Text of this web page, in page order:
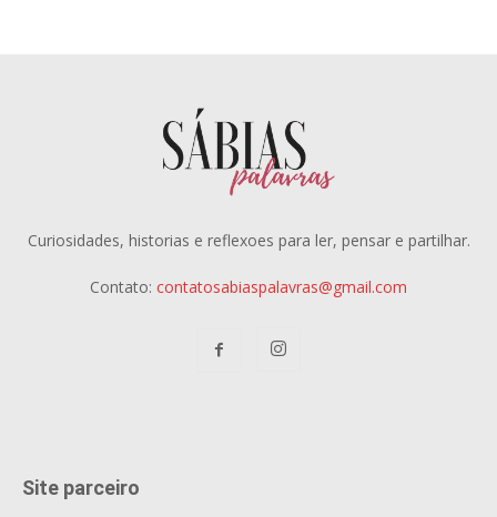
Curiosidades, historias e reflexoes para ler, pensar e partilhar.
Contato: contatosabiaspalavras@gmail.com
Site parceiro